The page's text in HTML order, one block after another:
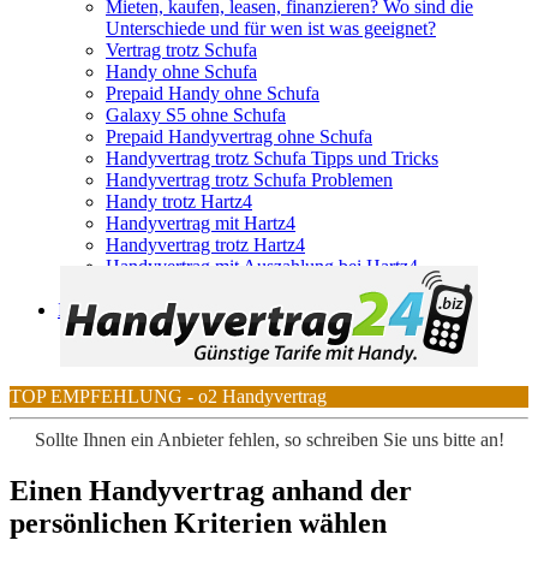
Mieten, kaufen, leasen, finanzieren? Wo sind die
Unterschiede und für wen ist was geeignet?
Vertrag trotz Schufa
Handy ohne Schufa
Prepaid Handy ohne Schufa
Galaxy S5 ohne Schufa
Prepaid Handyvertrag ohne Schufa
Handyvertrag trotz Schufa Tipps und Tricks
Handyvertrag trotz Schufa Problemen
Handy trotz Hartz4
Handyvertrag mit Hartz4
Handyvertrag trotz Hartz4
Handyvertrag mit Auszahlung bei Hartz4
Internet & DSL
Telekom
TOP EMPFEHLUNG - o2 Handyvertrag
Sollte Ihnen ein Anbieter fehlen, so schreiben Sie uns bitte an!
Einen Handyvertrag anhand der
persönlichen Kriterien wählen